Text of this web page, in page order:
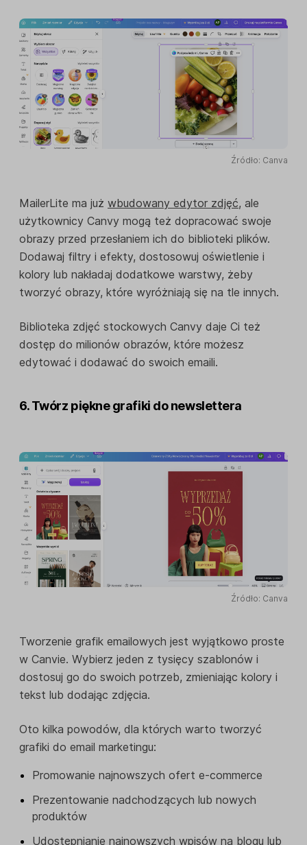
Źródło: Canva
MailerLite ma już wbudowany edytor zdjęć, ale
użytkownicy Canvy mogą też dopracować swoje
obrazy przed przesłaniem ich do biblioteki plików.
Dodawaj filtry i efekty, dostosowuj oświetlenie i
kolory lub nakładaj dodatkowe warstwy, żeby
tworzyć obrazy, które wyróżniają się na tle innych.
Biblioteka zdjęć stockowych Canvy daje Ci też
dostęp do milionów obrazów, które możesz
edytować i dodawać do swoich emaili.
6. Twórz piękne grafiki do newslettera
Źródło: Canva
Tworzenie grafik emailowych jest wyjątkowo proste
w Canvie. Wybierz jeden z tysięcy szablonów i
dostosuj go do swoich potrzeb, zmieniając kolory i
tekst lub dodając zdjęcia.
Oto kilka powodów, dla których warto tworzyć
grafiki do email marketingu:
Promowanie najnowszych ofert e-commerce
Prezentowanie nadchodzących lub nowych
produktów
Udostępnianie najnowszych wpisów na blogu lub